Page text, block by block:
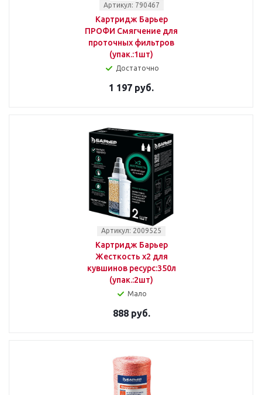
Артикул: 790467
Картридж Барьер
ПРОФИ Смягчение для
проточных фильтров
(упак.:1шт)
Достаточно
1 197 руб.
Артикул: 2009525
Картридж Барьер
Жесткость х2 для
кувшинов ресурс:350л
(упак.:2шт)
Мало
888 руб.